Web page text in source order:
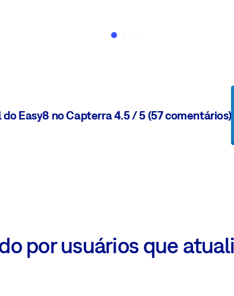
Easy8 no Capterra 4.5 / 5 (57 comentários)
por usuários que